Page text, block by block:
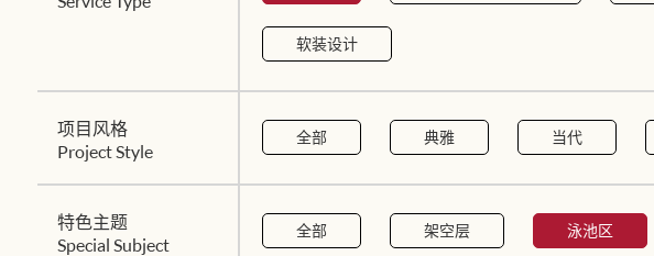
软装设计
项目风格
Project Style
全部 典雅 当代
特色主题
Special Subject
全部 架空层 泳池区